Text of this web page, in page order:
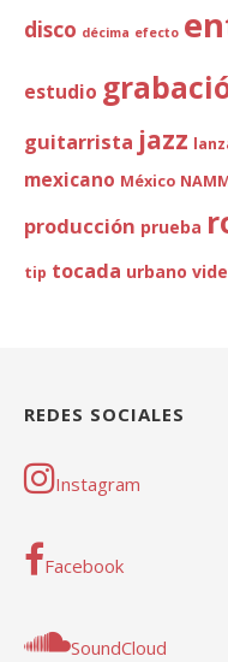
disco décima efecto
estudio
guitarrista jazz
mexicano México
producción prueba
tip tocada urbano
REDES SOCIALES
Instagram
Facebook
SoundCloud